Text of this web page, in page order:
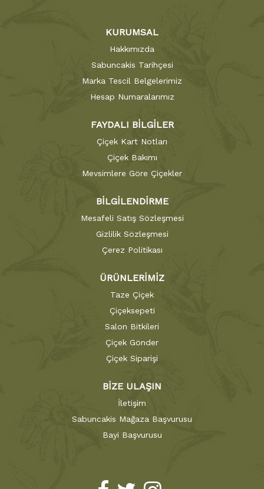
KURUMSAL
Hakkımızda
Sabuncakis Tarihçesi
Marka Tescil Belgelerimiz
Hesap Numaralarımız
FAYDALI BİLGİLER
Çiçek Kart Notları
Çiçek Bakımı
Mevsimlere Göre Çiçekler
BİLGİLENDİRME
Mesafeli Satış Sözleşmesi
Gizlilik Sözleşmesi
Çerez Politikası
ÜRÜNLERİMİZ
Taze Çiçek
Çiçeksepeti
Salon Bitkileri
Çiçek Gönder
Çiçek Siparişi
BİZE ULAŞIN
İletişim
Sabuncakis Mağaza Başvurusu
Bayi Başvurusu